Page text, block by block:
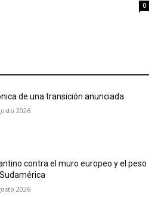
0
de una transición anunciada
2026
contra el muro europeo y el peso
2026